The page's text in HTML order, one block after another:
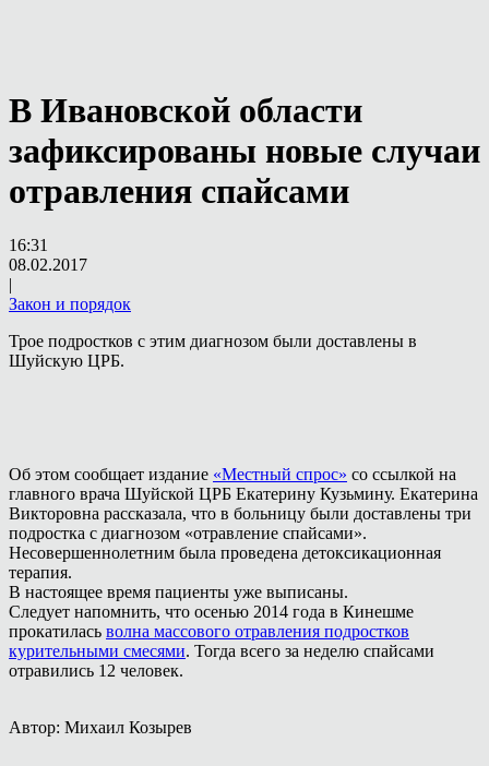
В Ивановской области
зафиксированы новые случаи
отравления спайсами
16:31
08.02.2017
|
Закон и порядок
Трое подростков с этим диагнозом были доставлены в
Шуйскую ЦРБ.
Об этом сообщает издание «Местный спрос» со ссылкой на
главного врача Шуйской ЦРБ Екатерину Кузьмину. Екатерина
Викторовна рассказала, что в больницу были доставлены три
подростка с диагнозом «отравление спайсами».
Несовершеннолетним была проведена детоксикационная
терапия.
В настоящее время пациенты уже выписаны.
Следует напомнить, что осенью 2014 года в Кинешме
прокатилась волна массового отравления подростков
курительными смесями. Тогда всего за неделю спайсами
отравились 12 человек.
Автор: Михаил Козырев